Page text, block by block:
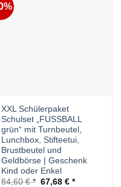
XXL Schülerpaket
Schulset „FUSSBALL
grün“ mit Turnbeutel,
Lunchbox, Stifteetui,
Brustbeutel und
Geldbörse | Geschenk
Kind oder Enkel
84,60€
Ursprünglicher
67,68€ Aktueller